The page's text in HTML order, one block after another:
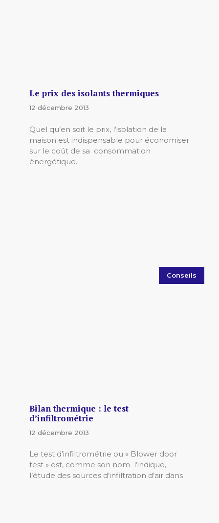
Le prix des isolants thermiques
12 décembre 2013
Quel qu’en soit le prix, l’isolation de la
maison est indispensable pour économiser
sur le coût de sa consommation
énergétique.
Conseils
Bilan thermique : le test
d’infiltrométrie
12 décembre 2013
Le test d’infiltrométrie ou « Blower door
test » est, comme son nom l’indique,
l’étude des sources d’infiltration d’air dans